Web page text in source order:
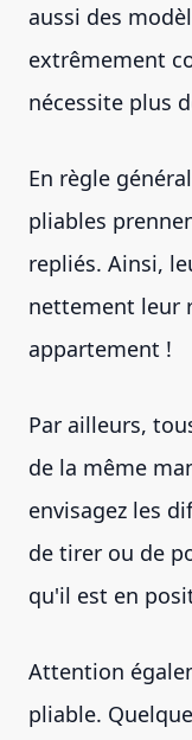
aussi des
extrêmement
nécessite plus
En règle
pliables
repliés. Ainsi,
nettement leur
appartement !
Par ailleurs,
de la même
envisagez les
de tirer ou de
qu'il est en
Attention
pliable.